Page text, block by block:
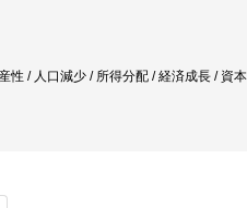
性 / 人口減少 / 所得分配 / 経済成長 /